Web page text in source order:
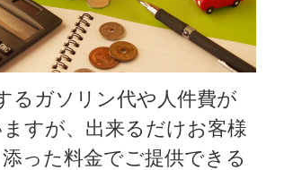
るガソリン代や人件費が
すが、出来るだけお客様
った料金でご提供できる